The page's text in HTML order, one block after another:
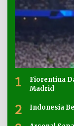
1
Fiorentina
Madrid
2 Indonesia